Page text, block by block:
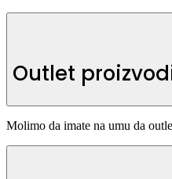
Outlet
Molimo da imate na umu da